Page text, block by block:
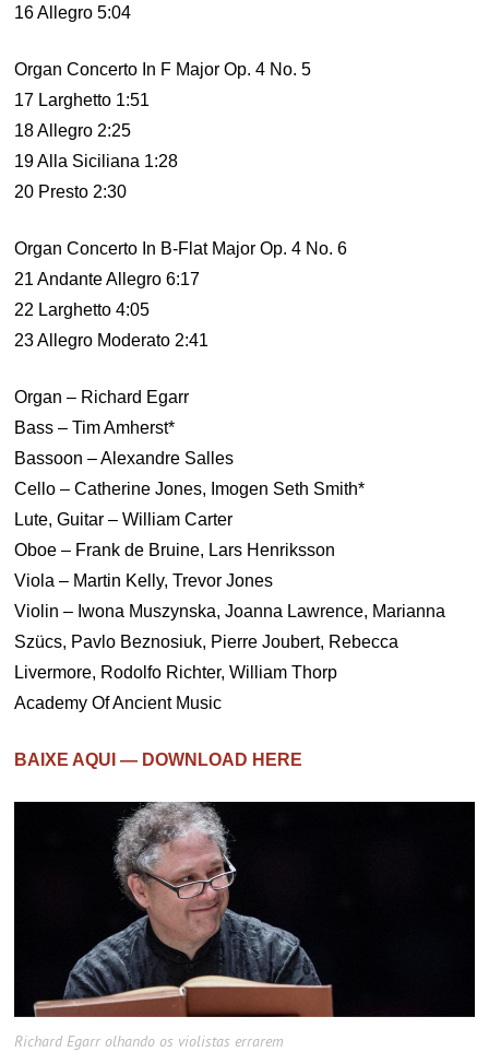
16 Allegro 5:04
Organ Concerto In F Major Op. 4 No. 5
17 Larghetto 1:51
18 Allegro 2:25
19 Alla Siciliana 1:28
20 Presto 2:30
Organ Concerto In B-Flat Major Op. 4 No. 6
21 Andante Allegro 6:17
22 Larghetto 4:05
23 Allegro Moderato 2:41
Organ – Richard Egarr
Bass – Tim Amherst*
Bassoon – Alexandre Salles
Cello – Catherine Jones, Imogen Seth Smith*
Lute, Guitar – William Carter
Oboe – Frank de Bruine, Lars Henriksson
Viola – Martin Kelly, Trevor Jones
Violin – Iwona Muszynska, Joanna Lawrence, Marianna
Szücs, Pavlo Beznosiuk, Pierre Joubert, Rebecca
Livermore, Rodolfo Richter, William Thorp
Academy Of Ancient Music
BAIXE AQUI — DOWNLOAD HERE
Richard Egarr olhando os violistas errarem